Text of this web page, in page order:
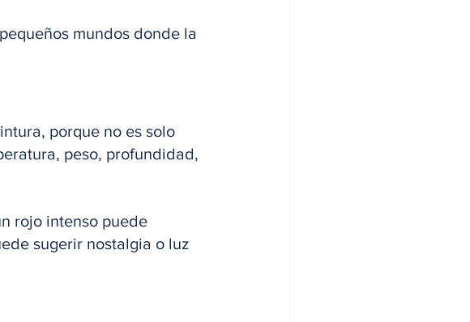
mundos donde la
porque no es solo
peso, profundidad,
rojo intenso puede
sugerir nostalgia o luz